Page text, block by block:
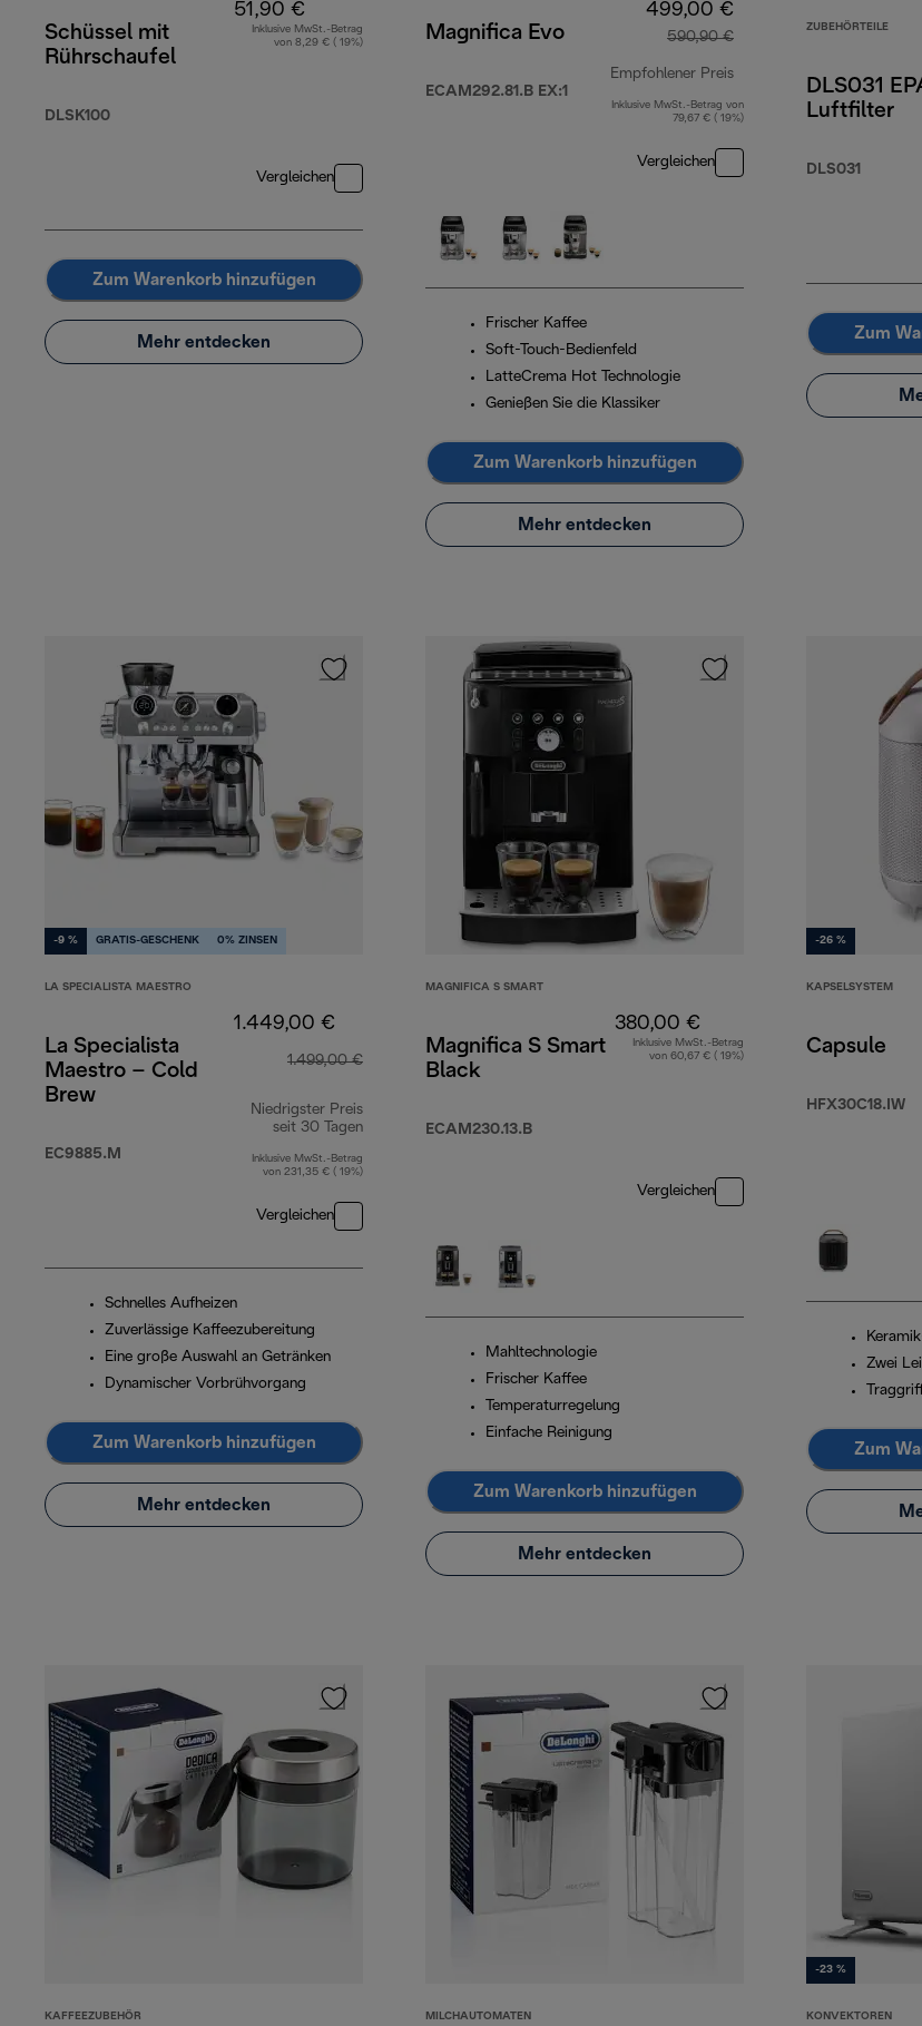
Schüssel mit
Rührschaufel
DLSK100
51,90 €
Inklusive MwSt.-Betrag
von 8,29 € ( 19%)
Vergleichen
Zum Warenkorb hinzufügen
Mehr entdecken
Magnifica Evo
ECAM292.81.B EX:1
499,00 €
590,90 €
Empfohlener Preis
Originalpreis 590,90 €
Inklusive MwSt.-Betrag von
79,67 € ( 19%)
Vergleichen
Frischer Kaffee
Soft-Touch-Bedienfeld
LatteCrema Hot Technologie
Genießen Sie die Klassiker
Zum Warenkorb hinzufügen
Mehr entdecken
ZUBEHÖRTEILE
DLS031
Luftfilter
DLS031
Zum
-9 % GRATIS-GESCHENK 0% ZINSEN
LA SPECIALISTA MAESTRO
La Specialista
Maestro – Cold
Brew
EC9885.M
1.449,00 €
1.499,00 €
Niedrigster Preis
seit 30 Tagen
Inklusive MwSt.-Betrag
von 231,35 € ( 19%)
Vergleichen
Schnelles Aufheizen
Zuverlässige Kaffeezubereitung
Eine große Auswahl an Getränken
Dynamischer Vorbrühvorgang
Zum Warenkorb hinzufügen
Mehr entdecken
MAGNIFICA S SMART
Magnifica S Smart
Black
ECAM230.13.B
380,00 €
Inklusive MwSt.-Betrag
von 60,67 € ( 19%)
Vergleichen
Mahltechnologie
Frischer Kaffee
Temperaturregelung
Einfache Reinigung
Zum Warenkorb hinzufügen
Mehr entdecken
-26 %
KAPSELSYSTEM
Capsule
HFX30C18.IW
Zwei
Zum
KAFFEEZUBEHÖR MILCHAUTOMATEN
-23 %
KONVEKTOREN